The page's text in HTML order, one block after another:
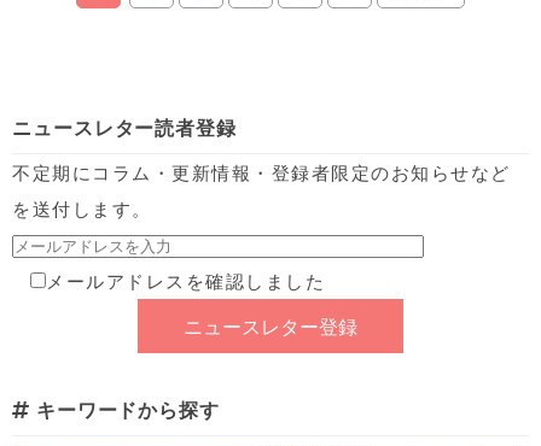
ニュースレター読者登録
不定期にコラム・更新情報・登録者限定のお知らせなど
を送付します。
メールアドレスを確認しました
キーワードから探す